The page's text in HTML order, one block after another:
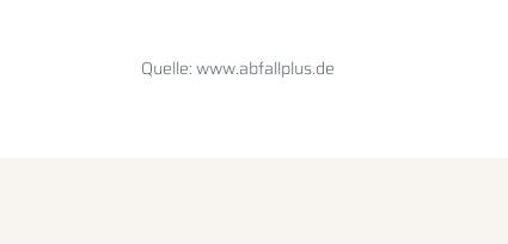
Quelle: www.abfallplus.de